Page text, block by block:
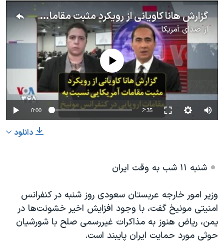
سفر پرزیدنت ترامپ به چین
گزارش هانا کاویانی از رویکرد مثبت مقامات آمریکایی نسبت به مقامات اروپایی در کنفرانس مونیخ
ازصدای آمریکا
No media source currently available
0:00 2:35
دانلود
شنبه ۱۱ شب به وقت ایران
وزیر امور خارجه عربستان سعودی روز شنبه در کنفرانس
امنیتی مونیخ گفت، با وجود افزایش اخیر خشونت‌ها در
یمن، ریاض هنوز به مذاکرات غیررسمی صلح با شورشیان
حوثی مورد حمایت ایران پایبند است.